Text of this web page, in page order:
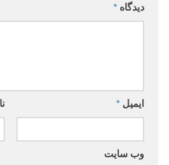
دیدگاه *
ایمیل *
وب‌ سایت